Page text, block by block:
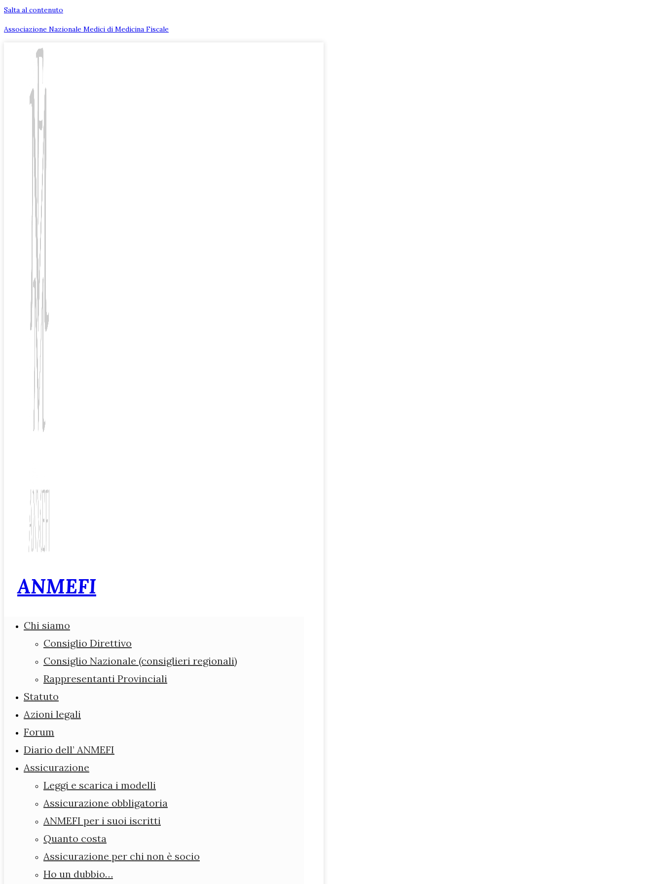
Salta al contenuto
Associazione Nazionale Medici di Medicina Fiscale
ANMEFI
Chi siamo
Consiglio Direttivo
Consiglio Nazionale (consiglieri regionali)
Rappresentanti Provinciali
Statuto
Azioni legali
Forum
Diario dell’ ANMEFI
Assicurazione
Leggi e scarica i modelli
Assicurazione obbligatoria
ANMEFI per i suoi iscritti
Quanto costa
Assicurazione per chi non è socio
Ho un dubbio…
Associazione Nazionale
Medici di Medicina Fiscale
Chi siamo
Consiglio
Consiglio
Nazionale
(consiglieri
regionali)
Rappresentanti
Provinciali
Statuto
Azioni legali